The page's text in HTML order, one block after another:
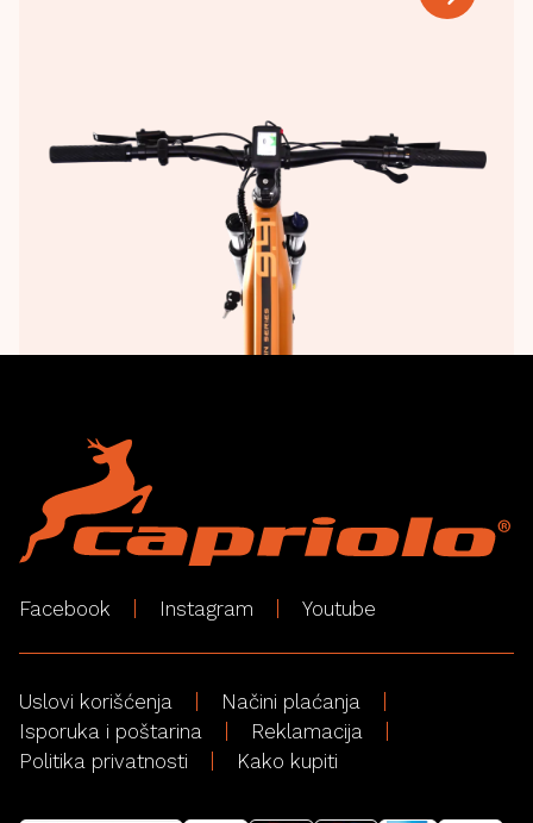
Facebook Instagram Youtube
Uslovi korišćenja
Načini plaćanja
Isporuka i poštarina
Reklamacija
Politika privatnosti
Kako kupiti